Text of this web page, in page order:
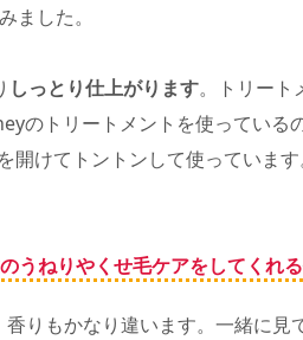
ました。
しっとり仕上がります。トリート
のトリートメントを使っている
開けてトントンして使っています
うねりやくせ毛ケアをしてくれる
りもかなり違います。一緒に見